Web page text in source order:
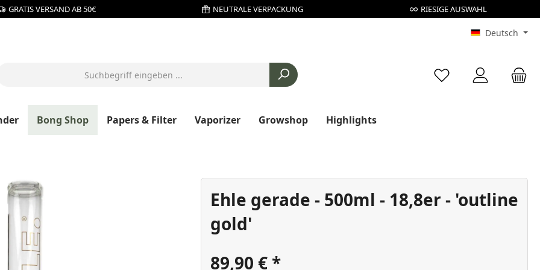
GRATIS VERSAND AB 50€ NEUTRALE VERPACKUNG RIESIGE AUSWAHL
Deutsch
Du hast 0 Produkte
Bong Shop Papers & Filter Vaporizer Growshop Highlights
Ehle gerade - 500ml - 18,8er - 'outline
gold'
89,90 €